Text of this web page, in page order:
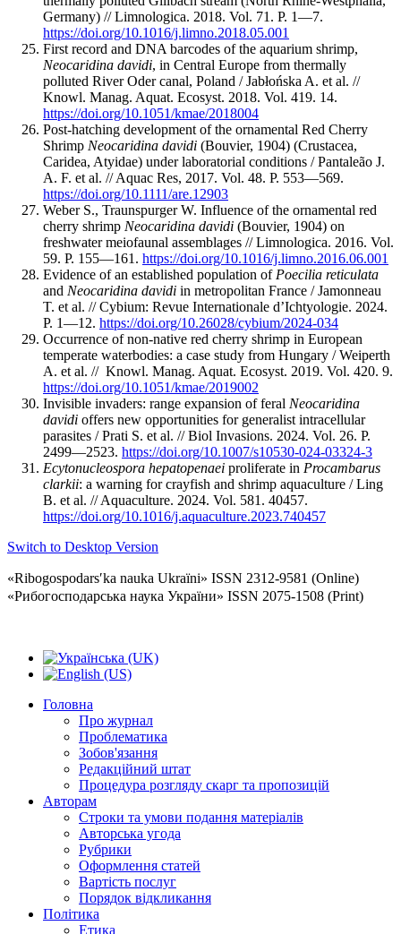
Germany) // Limnologica. 2018. Vol. 71. P. 1—7.
https://doi.org/10.1016/j.limno.2018.05.001
First record and DNA barcodes of the aquarium shrimp,
Neocaridina davidi, in Central Europe from thermally
polluted River Oder canal, Poland / Jabłońska A. et al. //
Knowl. Manag. Aquat. Ecosyst. 2018. Vol. 419. 14.
https://doi.org/10.1051/kmae/2018004
Post-hatching development of the ornamental Red Cherry
Shrimp Neocaridina davidi (Bouvier, 1904) (Crustacea,
Caridea, Atyidae) under laboratorial conditions / Pantaleão J.
A. F. et al. // Aquac Res, 2017. Vol. 48. P. 553—569.
https://doi.org/10.1111/are.12903
Weber S., Traunspurger W. Influence of the ornamental red
cherry shrimp Neocaridina davidi (Bouvier, 1904) on
freshwater meiofaunal assemblages // Limnologica. 2016. Vol.
59. P. 155—161. https://doi.org/10.1016/j.limno.2016.06.001
Evidence of an established population of Poecilia reticulata
and Neocaridina davidi in metropolitan France / Jamonneau
T. et al. // Cybium: Revue Internationale d’Ichtyologie. 2024.
P. 1—12. https://doi.org/10.26028/cybium/2024-034
Occurrence of non-native red cherry shrimp in European
temperate waterbodies: a case study from Hungary / Weiperth
A. et al. // Knowl. Manag. Aquat. Ecosyst. 2019. Vol. 420. 9.
https://doi.org/10.1051/kmae/2019002
Invisible invaders: range expansion of feral Neocaridina
davidi offers new opportunities for generalist intracellular
parasites / Prati S. et al. // Biol Invasions. 2024. Vol. 26. P.
2499—2523. https://doi.org/10.1007/s10530-024-03324-3
Ecytonucleospora hepatopenaei proliferate in Procambarus
clarkii: a warning for crayfish and shrimp aquaculture / Ling
B. et al. // Aquaculture. 2024. Vol. 581. 40457.
https://doi.org/10.1016/j.aquaculture.2023.740457
Switch to Desktop Version
«Ribogospodarsʹka nauka Ukraïni» ISSN 2312-9581 (Online)
«Рибогосподарська наука України» ISSN 2075-1508 (Print)
Головна
Про журнал
Проблематика
Зобов'язання
Редакційний штат
Процедура розгляду скарг та пропозицій
Авторам
Строки та умови подання матеріалів
Авторська угода
Рубрики
Оформлення статей
Вартість послуг
Порядок відкликання
Політика
Етика